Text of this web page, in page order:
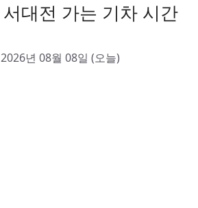
대전 가는 기차 시간
년 08월 08일 (오늘)